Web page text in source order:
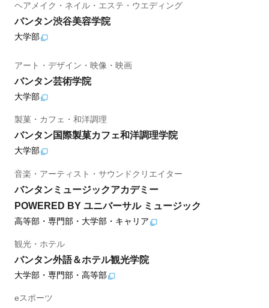
ヘアメイク・ネイル・エステ・ウエディング
バンタン渋谷美容学院
大学部
アート・デザイン・映像・映画
バンタン芸術学院
大学部
製菓・カフェ・和洋調理
バンタン国際製菓カフェ和洋調理学院
大学部
音楽・アーティスト・サウンドクリエイター
バンタンミュージックアカデミー
POWERED BY ユニバーサル ミュージック
高等部・専門部・大学部・キャリア
観光・ホテル
バンタン外語＆ホテル観光学院
大学部・専門部・高等部
eスポーツ